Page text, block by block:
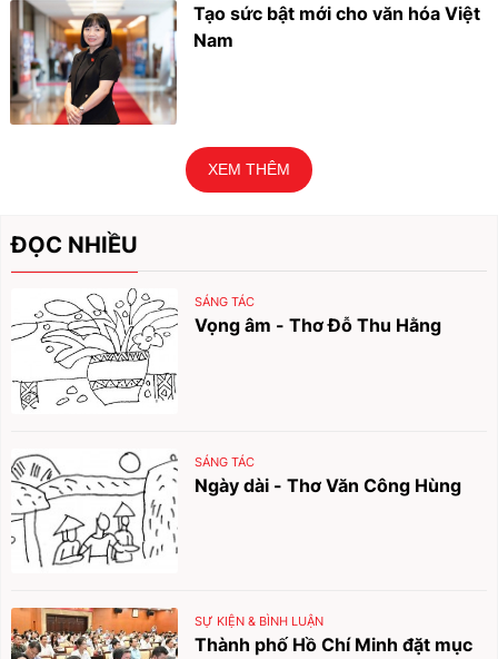
Tạo sức bật mới cho văn hóa Việt
Nam
XEM THÊM
ĐỌC NHIỀU
SÁNG TÁC
Vọng âm - Thơ Đỗ Thu Hằng
SÁNG TÁC
Ngày dài - Thơ Văn Công Hùng
SỰ KIỆN & BÌNH LUẬN
Thành phố Hồ Chí Minh đặt mục